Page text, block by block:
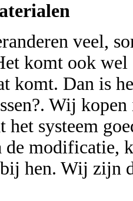
veel,
komt ook wel
komt. Dan is
Wij
het systeem
de modificatie,
hen. Wij zijn